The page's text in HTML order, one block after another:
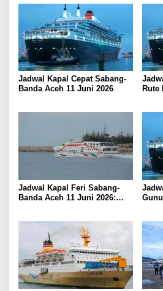
Jadwal Kapal Cepat Sabang-
Banda Aceh 11 Juni 2026
Rute
Jadwal Kapal Feri Sabang-
Banda Aceh 11 Juni 2026: